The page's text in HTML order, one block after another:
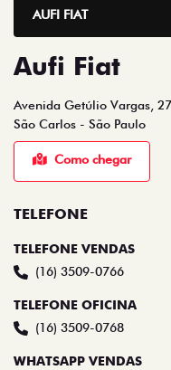
AUFI FIAT
Aufi Fiat
Avenida Getúlio Vargas,
São Carlos - São Paulo
Como chegar
TELEFONE
TELEFONE VENDAS
(16) 3509-0766
TELEFONE OFICINA
(16) 3509-0768
WHATSAPP VENDAS